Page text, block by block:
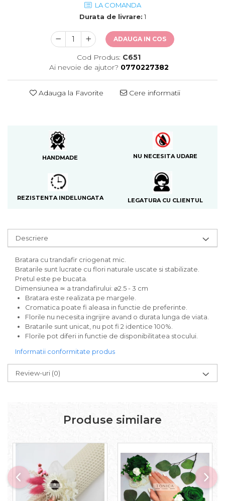
LA COMANDA
Durata de livrare: 1
ADAUGA IN COS
Cod Produs: C651
Ai nevoie de ajutor? 0770227382
Adauga la Favorite Cere informatii
HANDMADE NU NECESITA UDARE
REZISTENTA INDELUNGATA LEGATURA CU CLIENTUL
Descriere
Bratara cu trandafir criogenat mic.
Bratarile sunt lucrate cu flori naturale uscate si stabilizate.
Pretul este pe bucata.
Dimensiunea ≃ a trandafirului: ⌀2.5 - 3 cm
Bratara este realizata pe margele.
Cromatica poate fi aleasa in functie de preferinte.
Florile nu necesita ingrijire avand o durata lunga de viata.
Bratarile sunt unicat, nu pot fi 2 identice 100%.
Florile pot diferi in functie de disponibilitatea stocului.
Informatii conformitate produs
Review-uri (0)
Produse similare